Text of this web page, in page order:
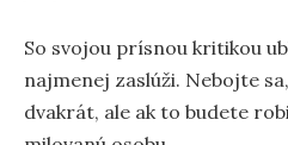
So svojou prísnou kritikou
najmenej zaslúži. Nebojte
dvakrát, ale ak to budete